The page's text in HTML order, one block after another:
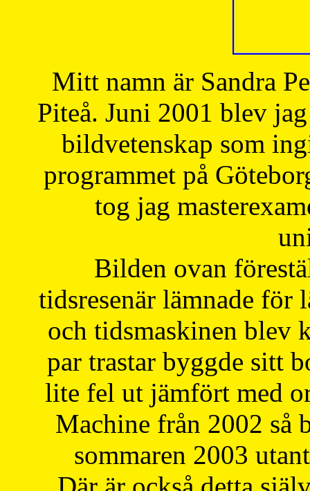
Mitt namn är Sandra
Piteå. Juni 2001 blev
bildvetenskap som
programmet på
tog jag
Bilden ovan
tidsresenär lämnade för
och tidsmaskinen blev
par trastar byggde sitt
lite fel ut jämfört med
Machine från 2002 så
sommaren 2003